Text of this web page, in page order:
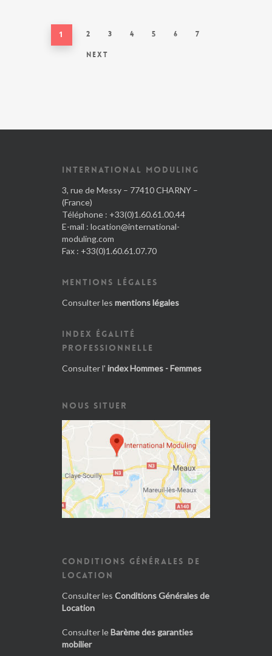
1 2 3 4 5 6 7
Next
INTERNATIONAL MODULING
3, rue de Messy – 77410 CHARNY –
(France)
Téléphone : +33(0)1.60.61.00.44
E-mail : location@international-
moduling.com
Fax : +33(0)1.60.61.07.70
MENTIONS LÉGALES
Consulter les mentions légales
INDEX ÉGALITÉ
PROFESSIONNELLE
Consulter l' index Hommes - Femmes
NOUS SITUER
CONDITIONS GÉNÉRALES DE
LOCATION
Consulter les Conditions Générales de
Location
Consulter leBarème des garanties
mobilier